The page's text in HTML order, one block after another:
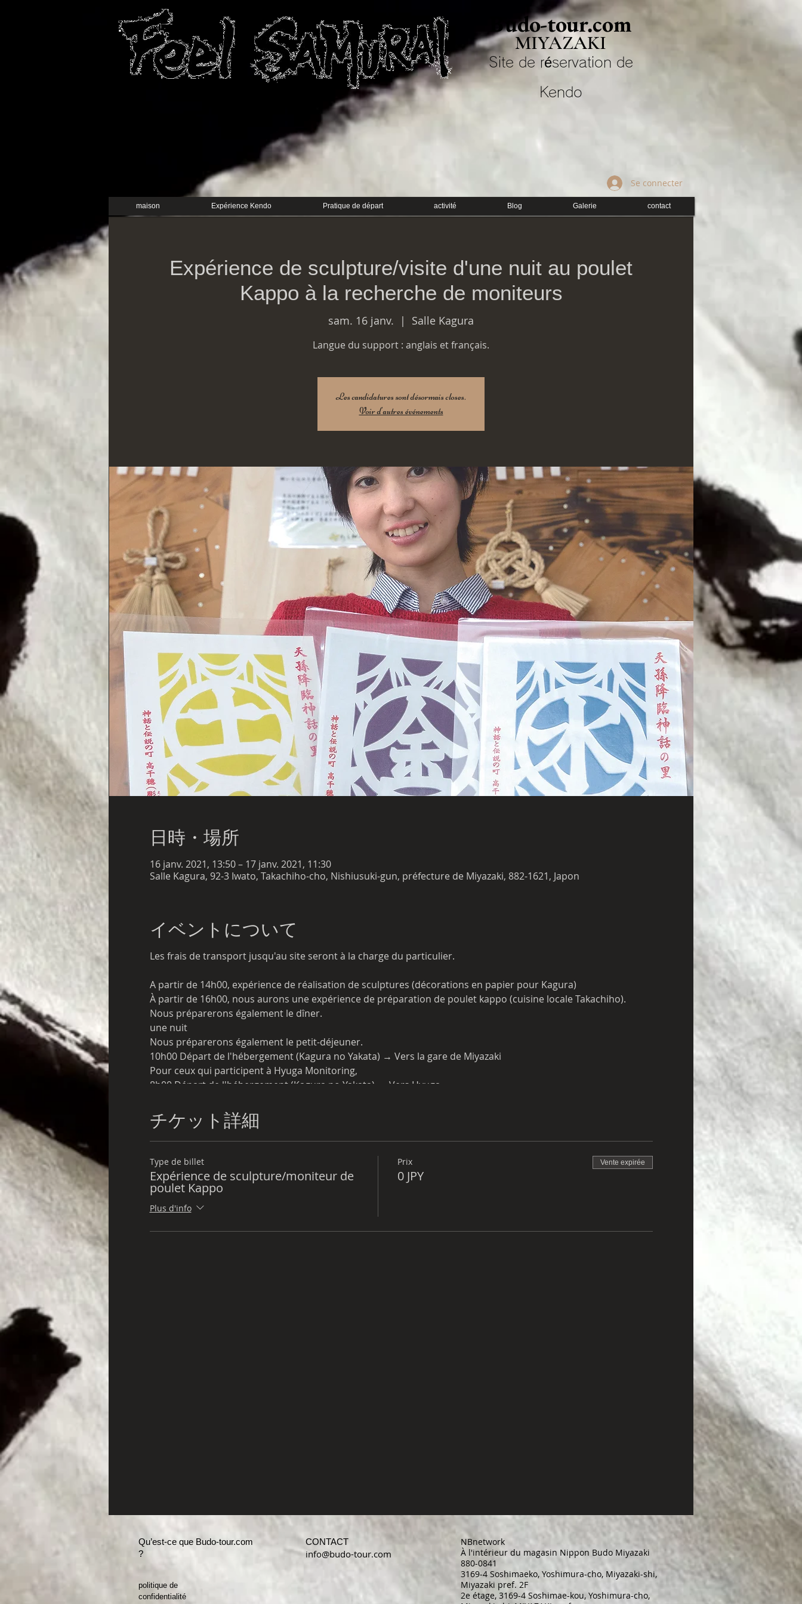
Budo-tour.com
MIYAZAKI
Site de réservation de
Kendo
maison Expérience Kendo Pratique de départ activité Blog Galerie contact
Se connecter
Expérience de sculpture/visite d'une nuit au poulet
Kappo à la recherche de moniteurs
sam. 16 janv.
  |
Salle Kagura
Langue du support : anglais et français.
Les candidatures sont désormais closes.
Voir d'autres événements
日時・場所
16 janv. 2021, 13:50 – 17 janv. 2021, 11:30
Salle Kagura, 92-3 Iwato, Takachiho-cho, Nishiusuki-gun, préfecture de Miyazaki, 882-1621, Japon
イベントについて
Les frais de transport jusqu'au site seront à la charge du particulier.
A partir de 14h00, expérience de réalisation de sculptures (décorations en papier pour Kagura)
À partir de 16h00, nous aurons une expérience de préparation de poulet kappo (cuisine locale Takachiho).
Nous préparerons également le dîner.
une nuit
Nous préparerons également le petit-déjeuner.
10h00 Départ de l'hébergement (Kagura no Yakata) → Vers la gare de Miyazaki
Pour ceux qui participent à Hyuga Monitoring,
8h00 Départ de l'hébergement (Kagura no Yakata) → Vers Hyuga
チケット詳細
Type de billet
Expérience de sculpture/moniteur de
poulet Kappo
Plus d'info
Prix
0 JPY
Vente expirée
Qu’est-ce que Budo-tour.com
?
politique de
confidentialité
CONTACT
info@budo-tour.com
NBnetwork
À l'intérieur du magasin Nippon Budo Miyazaki
880-0841
3169-4 Soshimaeko, Yoshimura-cho, Miyazaki-shi,
Miyazaki pref. 2F
2e étage, 3169-4 Soshimae-kou, Yoshimura-cho,